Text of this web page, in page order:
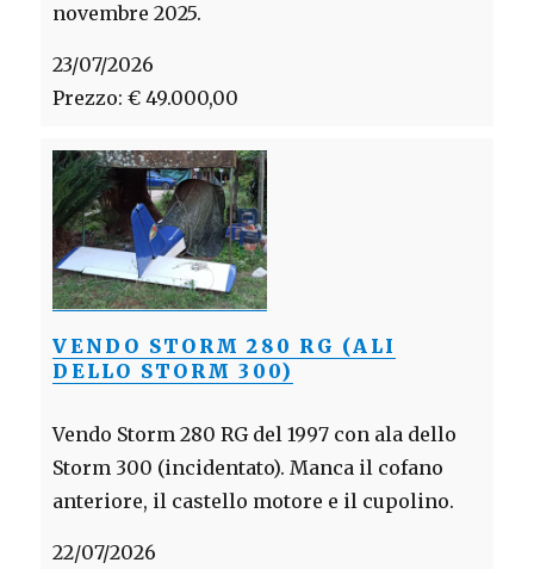
novembre 2025.
23/07/2026
Prezzo: € 49.000,00
VENDO STORM 280 RG (ALI
DELLO STORM 300)
Vendo Storm 280 RG del 1997 con ala dello
Storm 300 (incidentato). Manca il cofano
anteriore, il castello motore e il cupolino.
22/07/2026